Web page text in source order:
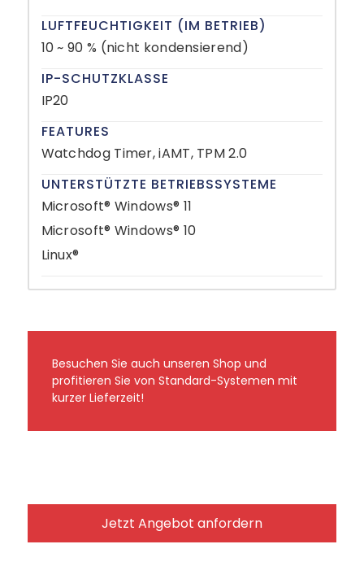
LUFTFEUCHTIGKEIT (IM BETRIEB)
10 ~ 90 % (nicht kondensierend)
IP-SCHUTZKLASSE
IP20
FEATURES
Watchdog Timer, iAMT, TPM 2.0
UNTERSTÜTZTE BETRIEBSSYSTEME
Microsoft® Windows® 11
Microsoft® Windows® 10
Linux®
Besuchen Sie auch unseren Shop und
profitieren Sie von Standard-Systemen mit
kurzer Lieferzeit!
Jetzt Angebot anfordern